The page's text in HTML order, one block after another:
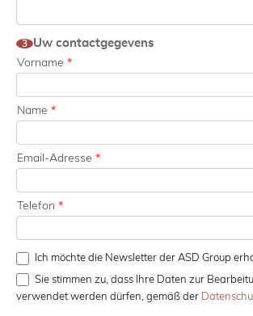
3 Uw contactgegevens
Vorname *
Name *
Email-Adresse *
Telefon *
Ich möchte die Newsletter der ASD Group
Sie stimmen zu, dass Ihre Daten zur
verwendet werden dürfen, gemäß der